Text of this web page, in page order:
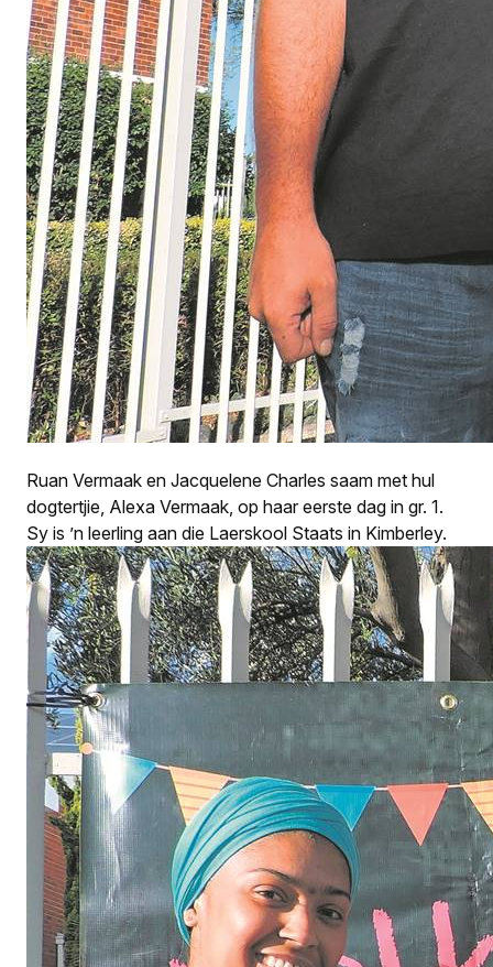
Ruan Vermaak en Jacquelene Charles saam met hul
dogtertjie, Alexa Vermaak, op haar eerste dag in gr. 1.
Sy is ’n leerling aan die Laerskool Staats in Kimberley.